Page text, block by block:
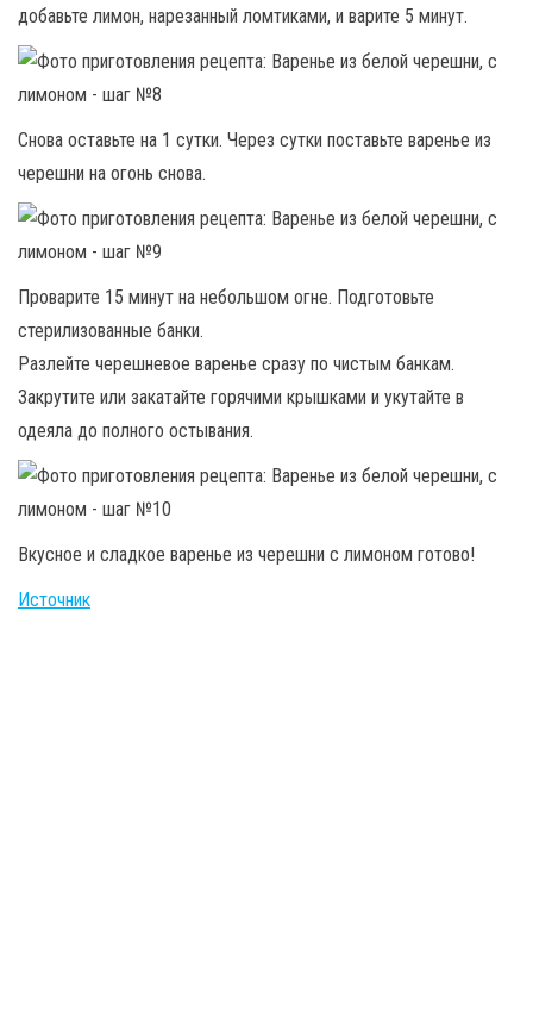
добавьте лимон, нарезанный ломтиками, и варите 5 минут.
Снова оставьте на 1 сутки. Через сутки поставьте варенье из
черешни на огонь снова.
Проварите 15 минут на небольшом огне. Подготовьте
стерилизованные банки.
Разлейте черешневое варенье сразу по чистым банкам.
Закрутите или закатайте горячими крышками и укутайте в
одеяла до полного остывания.
Вкусное и сладкое варенье из черешни с лимоном готово!
Источник